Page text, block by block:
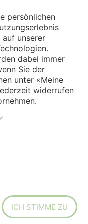
persönlichen
unserer
dabei immer
Sie der
unter «Meine
widerrufen
ICH STIMME ZU